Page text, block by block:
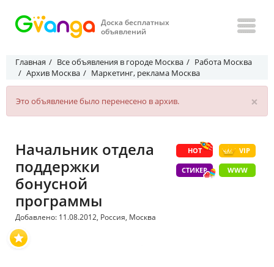
Доска бесплатных
объявлений
Главная Все объявления в городе Москва
Работа Москва
Архив Москва
Маркетинг, реклама Москва
×
Это объявление было перенесено в архив.
HOT VIP
СТИКЕР WWW
Начальник отдела
поддержки
бонусной
программы
Добавлено: 11.08.2012, Россия, Москва